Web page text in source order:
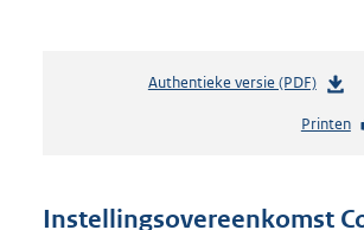
Authentieke versie (PDF)b
s
Printen
Instellingsovereenkomst